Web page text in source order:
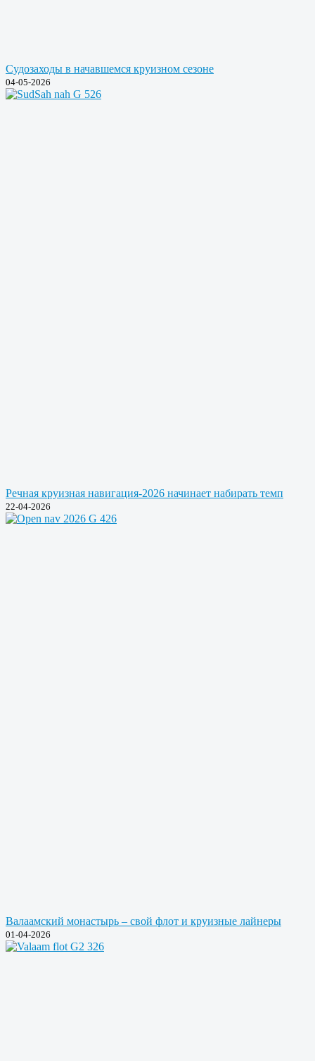
Судозаходы в начавшемся круизном сезоне
04-05-2026
Речная круизная навигация-2026 начинает набирать темп
22-04-2026
Валаамский монастырь – свой флот и круизные лайнеры
01-04-2026